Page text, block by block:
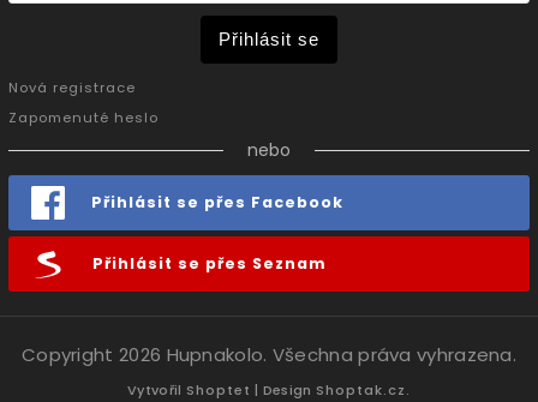
Přihlásit se
Nová registrace
Zapomenuté heslo
nebo
Přihlásit se přes Facebook
Přihlásit se přes Seznam
Copyright 2026 Hupnakolo. Všechna práva vyhrazena.
Vytvořil Shoptet | Design Shoptak.cz.